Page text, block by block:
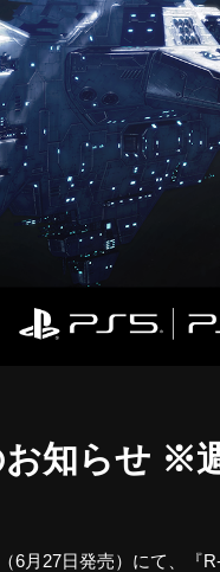
知らせ ※
6月27日発売）にて、『